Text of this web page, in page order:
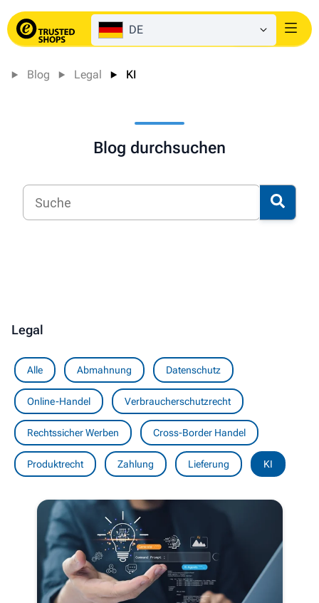
DE Login
Blog Legal KI
Blog durchsuchen
Legal
Alle Abmahnung Datenschutz
Online-Handel Verbraucherschutzrecht
Rechtssicher Werben Cross-Border Handel
Produktrecht Zahlung Lieferung KI